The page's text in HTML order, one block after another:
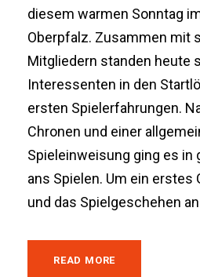
diesem warmen Sonntag
Oberpfalz. Zusammen mit
Mitgliedern standen heute
Interessenten in den
ersten Spielerfahrungen.
Chronen und einer
Spieleinweisung ging es in
ans Spielen. Um ein erstes
und das Spielgeschehen
READ MORE